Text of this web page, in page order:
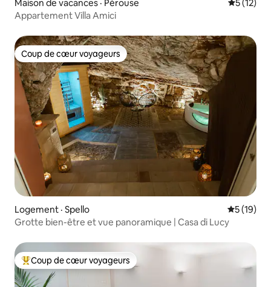
Maison de vacances · Pérouse Note
5 (12)
Appartement Villa Amici
Coup de cœur voyageurs
Coup de cœur voyageurs
Logement · Spello Note
5 (19)
Grotte bien-être et vue panoramique | Casa di Lucy
Coup de cœur voyageurs parmi les plus aimés
Coup de cœur voyageurs